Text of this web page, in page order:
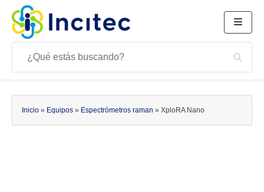
Buscar
Buscar
Inicio » Equipos » Espectrómetros raman » XploRA Nano